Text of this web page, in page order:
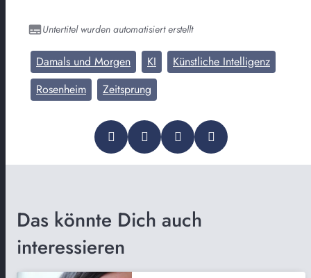
Untertitel wurden automatisiert erstellt
Damals und Morgen KI
Künstliche Intelligenz
Rosenheim
Zeitsprung
Das könnte Dich auch
interessieren